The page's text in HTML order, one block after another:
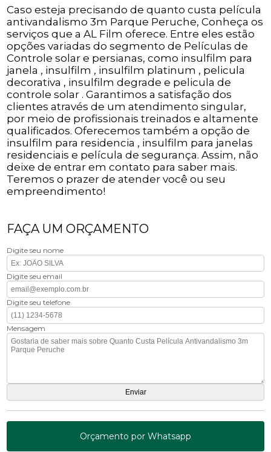
Caso esteja precisando de quanto custa película
antivandalismo 3m Parque Peruche, Conheça os
serviços que a AL Film oferece. Entre eles estão
opções variadas do segmento de Películas de
Controle solar e persianas, como insulfilm para
janela , insulfilm , insulfilm platinum , pelicula
decorativa , insulfilm degrade e pelicula de
controle solar . Garantimos a satisfação dos
clientes através de um atendimento singular,
por meio de profissionais treinados e altamente
qualificados. Oferecemos também a opção de
insulfilm para residencia , insulfilm para janelas
residenciais e película de segurança. Assim, não
deixe de entrar em contato para saber mais.
Teremos o prazer de atender você ou seu
empreendimento!
FAÇA UM ORÇAMENTO
Digite seu nome
Digite seu email
Digite seu telefone
Mensagem
Orçamento por Whatsapp